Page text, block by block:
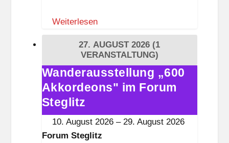
s
k
r
h
e
Z
e
Weiterlesen
27. AUGUST 2026 (1
VERANSTALTUNG)
Wanderausstellung
„600
Akkordeons"
im
Wanderausstellung „600
Akkordeons" im Forum
Steglitz
10. August 2026 – 29. August 2026
Forum Steglitz